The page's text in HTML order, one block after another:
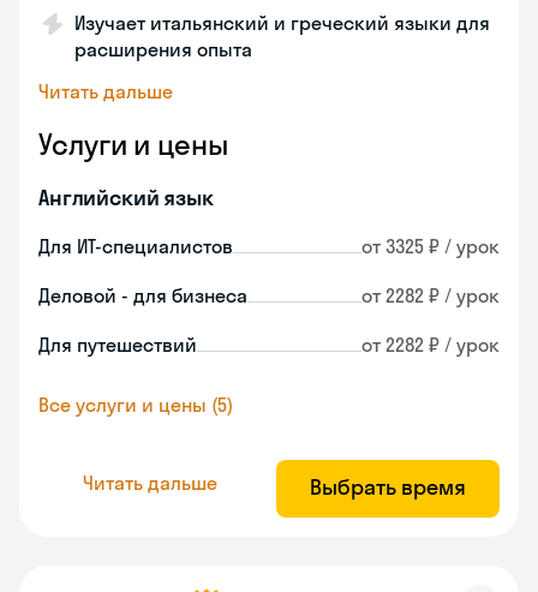
Изучает итальянский и греческий языки для
расширения опыта
Читать дальше
Услуги и цены
Английский язык
Для ИТ-специалистов от 3325 ₽ / урок
Деловой - для бизнеса от 2282 ₽ / урок
Для путешествий от 2282 ₽ / урок
Все услуги и цены (5)
Читать дальше Выбрать время